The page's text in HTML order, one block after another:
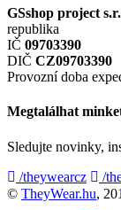
GSshop project
republika
IČ 09703390
DIČ CZ09703390
Provozní doba
Megtalálhat
Sledujte novinky,
/theywearcz
/
© TheyWear.hu,